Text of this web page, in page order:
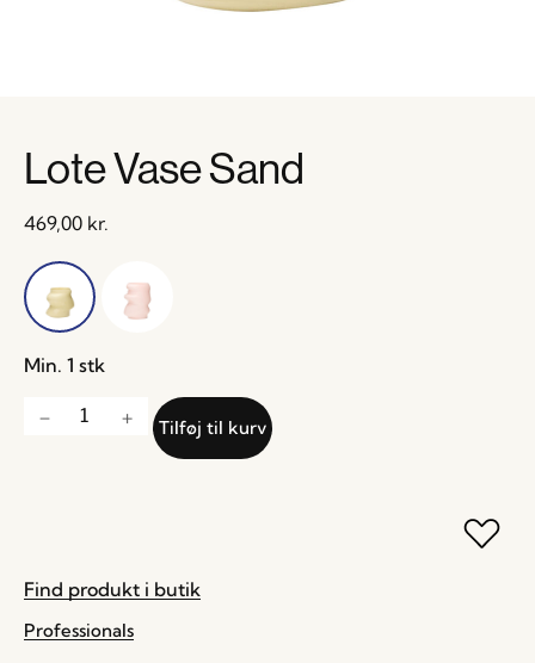
Lote Vase Sand
469,00 kr.
Min. 1 stk
Tilføj til kurv
Find produkt i butik
Professionals